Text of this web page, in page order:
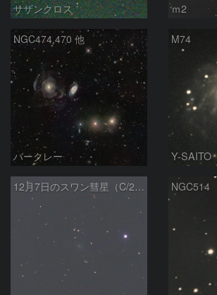
サザンクロス ｍ2
NGC474,470 他
バークレー
M74
Y-SAITO
12月7日のスワン彗星（C/2025R2） NGC514